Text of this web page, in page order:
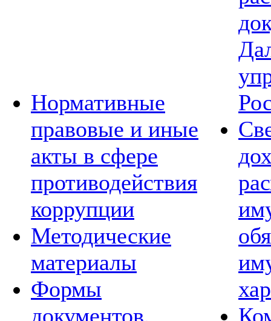
Нормативные
правовые и иные
акты в сфере
противодействия
коррупции
Методические
материалы
Формы
документов,